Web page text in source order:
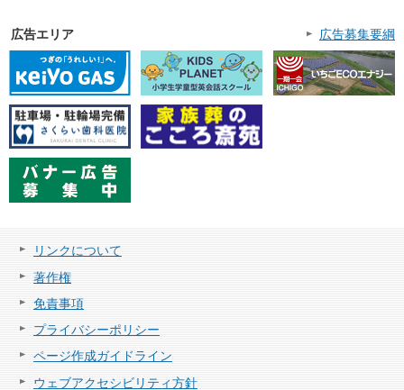
広告エリア 広告募集要綱
リンクについて
著作権
免責事項
プライバシーポリシー
ページ作成ガイドライン
ウェブアクセシビリティ方針